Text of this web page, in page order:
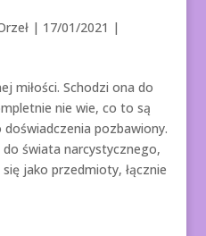
| 17/01/2021 |
miłości. Schodzi ona do
nie wie, co to są
doświadczenia pozbawiony.
świata narcystycznego,
jako przedmioty, łącznie